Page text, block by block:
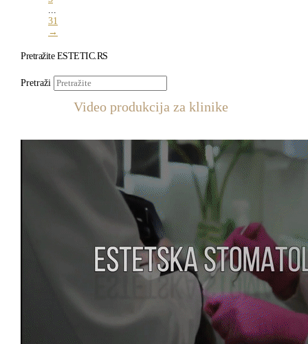
...
31
→
Pretražite ESTETIC.RS
Pretraži
Video produkcija za klinike